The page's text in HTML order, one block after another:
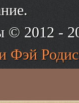
© 2012 -
Фэй